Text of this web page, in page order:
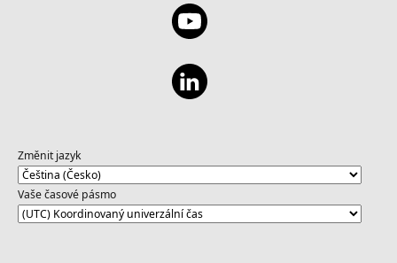
Změnit jazyk
Vaše časové pásmo